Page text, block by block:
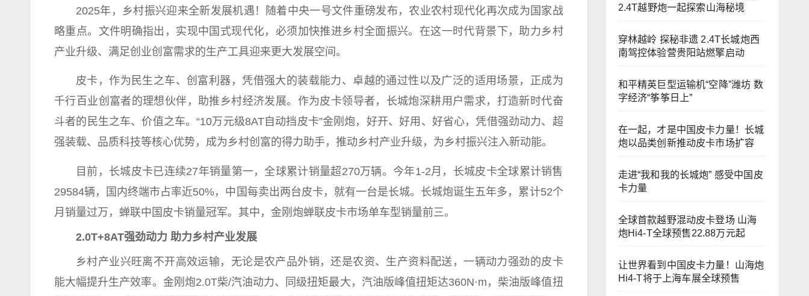
2025年， 乡村振兴迎来全新发展机遇！随着中央一号文件重磅发布，农业农村现代化再次成为 国家战
略重点。文件明确指出，实现中国 式现代化，必须加快推进乡村全面振兴。在这一时代背景下，助力乡村
产业升级、满足创业创富需求的生产工具迎来更大发展空间。
皮卡，作为民生之车、创富利器，凭借强大的装载能力、卓越的通过性 以及广泛的适用场景，正成为
千行百业创富者的理想伙伴，助推乡村经济发展。作为皮卡领导者，长城炮深耕用户需求，打造新时代奋
斗者的民生之车、价值之车。“10万元级8AT自动挡皮卡”金刚炮，好开、好用、好省心，凭借强劲动力、超
强装载、品质科技等核心优势，成为乡村创富的得力助手，推动乡村产业升级，为乡村振兴注入新动能。
目前，长城皮卡已连续27年销量第一，全球累计销量超270万辆。今年1-2月，长城皮卡全球累计销售
29584辆，国内终端市占率近50%， 中国每卖出两台皮卡，就有一台是长城。长城炮诞生五年多，累计52个
月销量过万，蝉联中国 皮卡销量冠军。其中，金刚炮蝉联皮卡市场单车型销量前三。
2.0T+8AT强劲动力 助力乡村产业发展
乡村产业兴旺离不开高效运输，无论是农产品外销，还是农资、生产资料配送，一辆动力强劲的皮卡
能大幅提升生产效率。金刚炮2.0T柴/汽油动力、同级扭矩最大，汽油版峰值扭矩达360N·m，柴油版峰值扭
2.4T越野炮一起探索山海秘境
穿林越岭 探秘非遗 2.4T长城炮西
南驾控体验营贵阳站燃擎启动
和平精英巨型运输机“空降”潍坊 数
字经济“筝筝日上”
在一起，才是中国皮卡力量！长城
炮以品类创新推动皮卡市场扩容
走进“我和我的长城炮” 感受中国皮
卡力量
全球首款越野混动皮卡登场 山海
炮Hi4-T全球预售22.88万元起
让世界看到中国皮卡力量！山海炮
Hi4-T将于上海车展全球预售